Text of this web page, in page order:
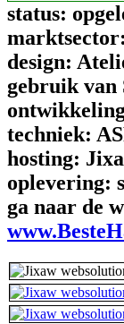
status:
marktsector:
design:
gebruik van
techniek:
hosting:
oplevering:
ga naar de